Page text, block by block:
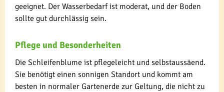
geeignet. Der Wasserbedarf ist moderat, und der Boden
sollte gut durchlässig sein.
Pflege und Besonderheiten
Die Schleifenblume ist pflegeleicht und selbstaussäend.
Sie benötigt einen sonnigen Standort und kommt am
besten in normaler Gartenerde zur Geltung, die nicht zu